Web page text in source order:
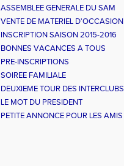
ASSEMBLEE GENERALE DU SAM
VENTE DE MATERIEL D'OCCASION
INSCRIPTION SAISON 2015-2016
BONNES VACANCES A TOUS
PRE-INSCRIPTIONS
SOIREE FAMILIALE
DEUXIEME TOUR DES INTERCLUBS
LE MOT DU PRESIDENT
PETITE ANNONCE POUR LES